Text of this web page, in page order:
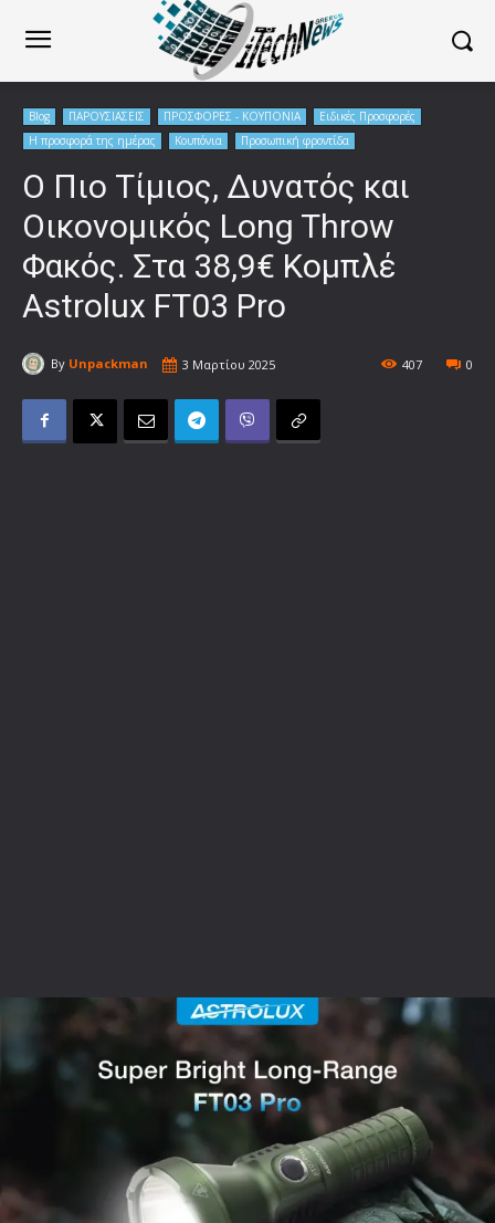
Blog ΠΑΡΟΥΣΙΑΣΕΙΣ ΠΡΟΣΦΟΡΕΣ - ΚΟΥΠΟΝΙΑ
Ειδικές Προσφορές
Η προσφορά της ημέρας
Κουπόνια Προσωπική φροντίδα
O Πιο Τίμιος, Δυνατός και
Οικονομικός Long Throw
Φακός. Στα 38,9€ Κομπλέ
Astrolux FT03 Pro
By Unpackman 3 Μαρτίου 2025 0
407